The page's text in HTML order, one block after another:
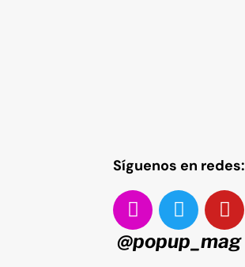
Síguenos en redes:
@popup_mag